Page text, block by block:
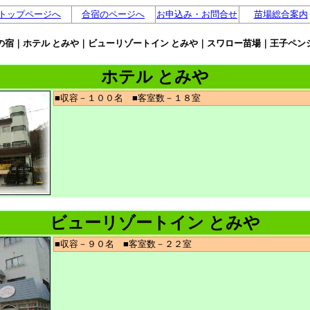
ップページへ 合宿のページへ お申込み・お問合せ 苗場総合案内
宿｜ホテル とみや｜ビューリゾートイン とみや｜スワロー苗場｜王子ペン
ホテル とみや
■収容－１００名 ■客室数－１８室
ビューリゾートイン とみや
■収容－９０名 ■客室数－２２室